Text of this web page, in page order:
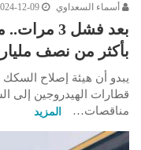
أسماء السعداوي 12-09
بعد فشل 3
بأكثر من نصف مليار
مناقصات…
المزيد